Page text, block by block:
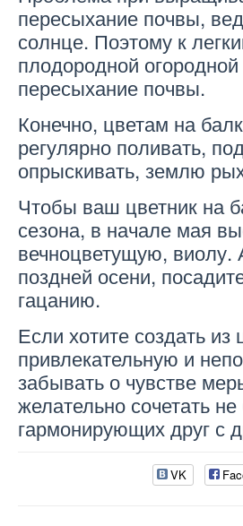
пересыхание почвы,
солнце. Поэтому к
плодородной
пересыхание почвы.
Конечно, цветам на
регулярно поливать,
опрыскивать, землю
Чтобы ваш цветник на
сезона, в начале мая
вечноцветущую, виолу.
поздней осени,
гацанию.
Если хотите создать
привлекательную и
забывать о чувстве
желательно сочетать
гармонирующих друг с
VK